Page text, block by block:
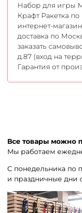
Набор для игры
Крафт Ракетка
интернет-
доставка по
заказать
д.87 (вход на
Гарантия от
Все товары можно
Мы работаем
С понедельника по
и праздничные дни